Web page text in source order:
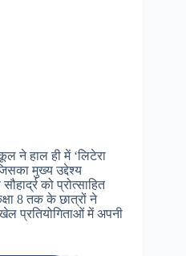
ने हाल ही में ‘लिटेरा
मुख्य उद्देश्य
को प्रोत्साहित
8 तक के छात्रों ने
प्रतियोगिताओं में अपनी